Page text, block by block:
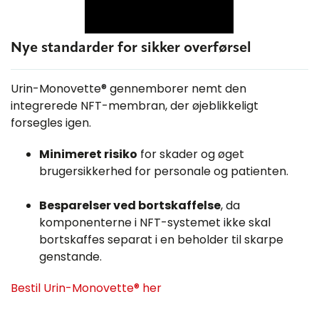
Komponenterne i SARSTEDT NFT-
systemet skal ikke bortskaffes
separat i en beholder til skarpe
genstande.
Hvordan skal jeg håndtere Urin-
Monovetten® efter brug?
Urin-Monovetten® kan bruges direkte i
centrifuger og analysatorer til
sedimentering, og røret er egnet til
forsendlse i overensstemmelse med
P650 (ADR og IATA).
Monovette® skal bortskaffes i
I denne video fortæller SARSTEDTs
kunder om fordelene og funktionerne
ved NFT-systemet, som har haft en
arbejde.
Nålefri og lukket urinopsamling
med NFT-urinbæger
Nye standarder for sikker overførsel
Urin-Monovette® gennemborer nemt den
integrerede NFT-membran, der øjeblikkeligt
forsegles igen.
Minimeret risiko for skader og øget
brugersikkerhed for personale og patienten.
Besparelser ved bortskaffelse, da
komponenterne i NFT-systemet ikke skal
bortskaffes separat i en beholder til skarpe
genstande.
Bestil Urin-Monovette® her